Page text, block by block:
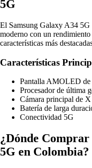
5G
El Samsung Galaxy A34 5G
moderno con un
características más
Características
Pantalla AMOLED de
Procesador de última
Cámara principal de
Batería de larga
Conectividad 5G
¿Dónde
5G en Colombia?